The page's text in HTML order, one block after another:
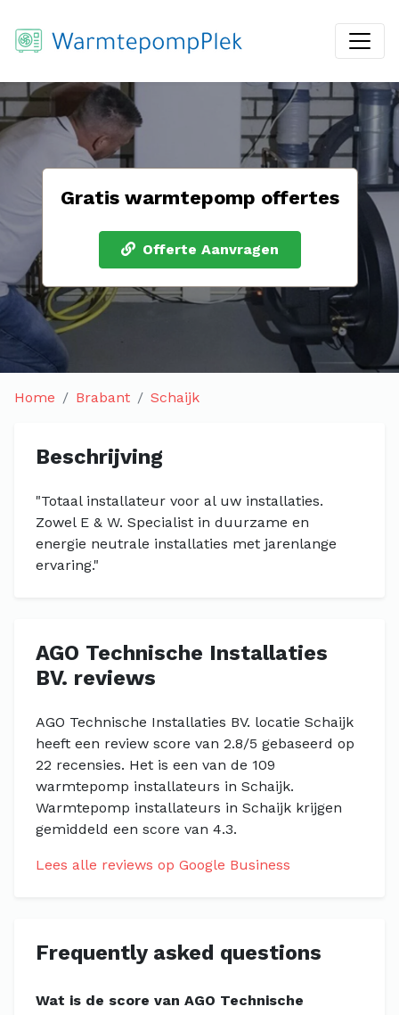
Gratis warmtepomp offertes
Offerte Aanvragen
Home Brabant Schaijk
Beschrijving
"Totaal installateur voor al uw installaties.
Zowel E & W. Specialist in duurzame en
energie neutrale installaties met jarenlange
ervaring."
AGO Technische Installaties
BV. reviews
AGO Technische Installaties BV. locatie Schaijk
heeft een review score van 2.8/5 gebaseerd op
22 recensies. Het is een van de 109
warmtepomp installateurs in Schaijk.
Warmtepomp installateurs in Schaijk krijgen
gemiddeld een score van 4.3.
Lees alle reviews op Google Business
Frequently asked questions
Wat is de score van AGO Technische